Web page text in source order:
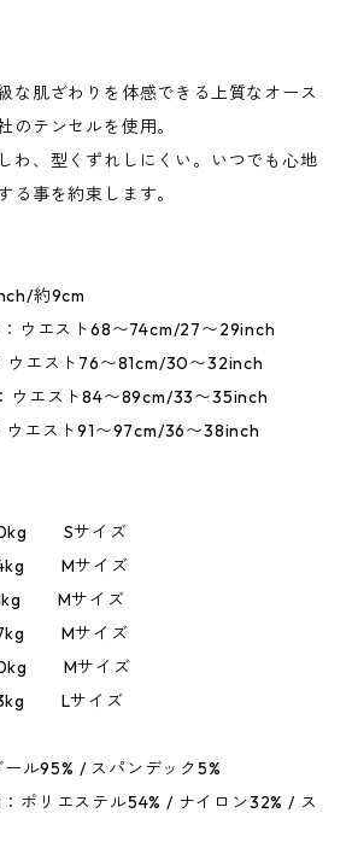
な肌ざわりを体感できる上質なオース
のテンセルを使用。
わ、型くずれしにくい。いつでも心地
る事を約束します。
約9cm
スト68〜74cm/27〜29inch
ト76〜81cm/30〜32inch
ト84〜89cm/33〜35inch
ト91〜97cm/36〜38inch
Sサイズ
Mサイズ
Mサイズ
Mサイズ
Mサイズ
Lサイズ
ール95% / スパンデック5%
エステル54% / ナイロン32% / ス